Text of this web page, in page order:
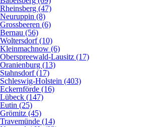
Rheinsberg (47)
Neuruppin (8)
Grossbeeren (6)
Bernau (56)
Woltersdorf (10)
Kleinmachnow (6)
Oberspreewald-Lausitz (17)
Oranienburg (13)
Stahnsdorf (17)
Schleswig-Holstein (403)
Eckernförde (16)
Lübeck (147)
Eutin (25)
Grömitz (45)
Travemünde (14)